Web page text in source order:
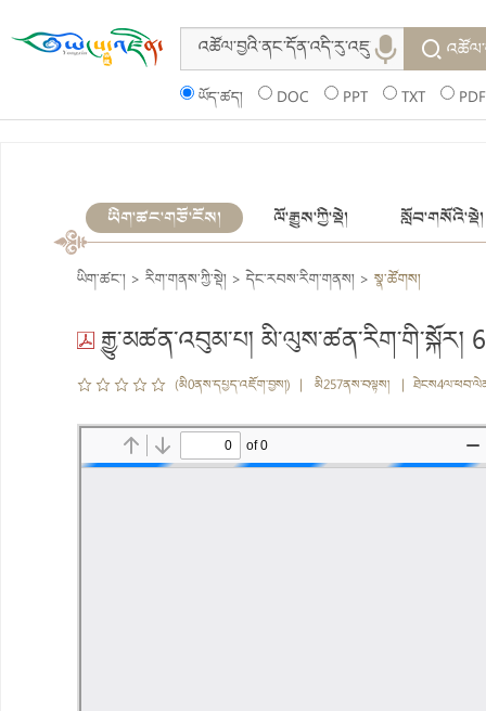
ཡོད་ཚད། DOC PPT TXT PDF
ཡིག་ཚང་གཙོ་ངོས། ལོ་རྒྱུས་ཀྱི་སྡེ། སློབ་གསོའི་སྡེ།
ཡིག་ཚང་། > རིག་གནས་ཀྱི་སྡེ། > དེང་རབས་རིག་གནས། > སྣ་ཚོགས།
རྒྱུ་མཚན་འབུམ་པ། མི་ལུས་ཚན་རིག་གི་སྐོར། 6
(མི0ནས་དཔྱད་འཇོག་བྱས།) | མི257ནས་བལྟས། |